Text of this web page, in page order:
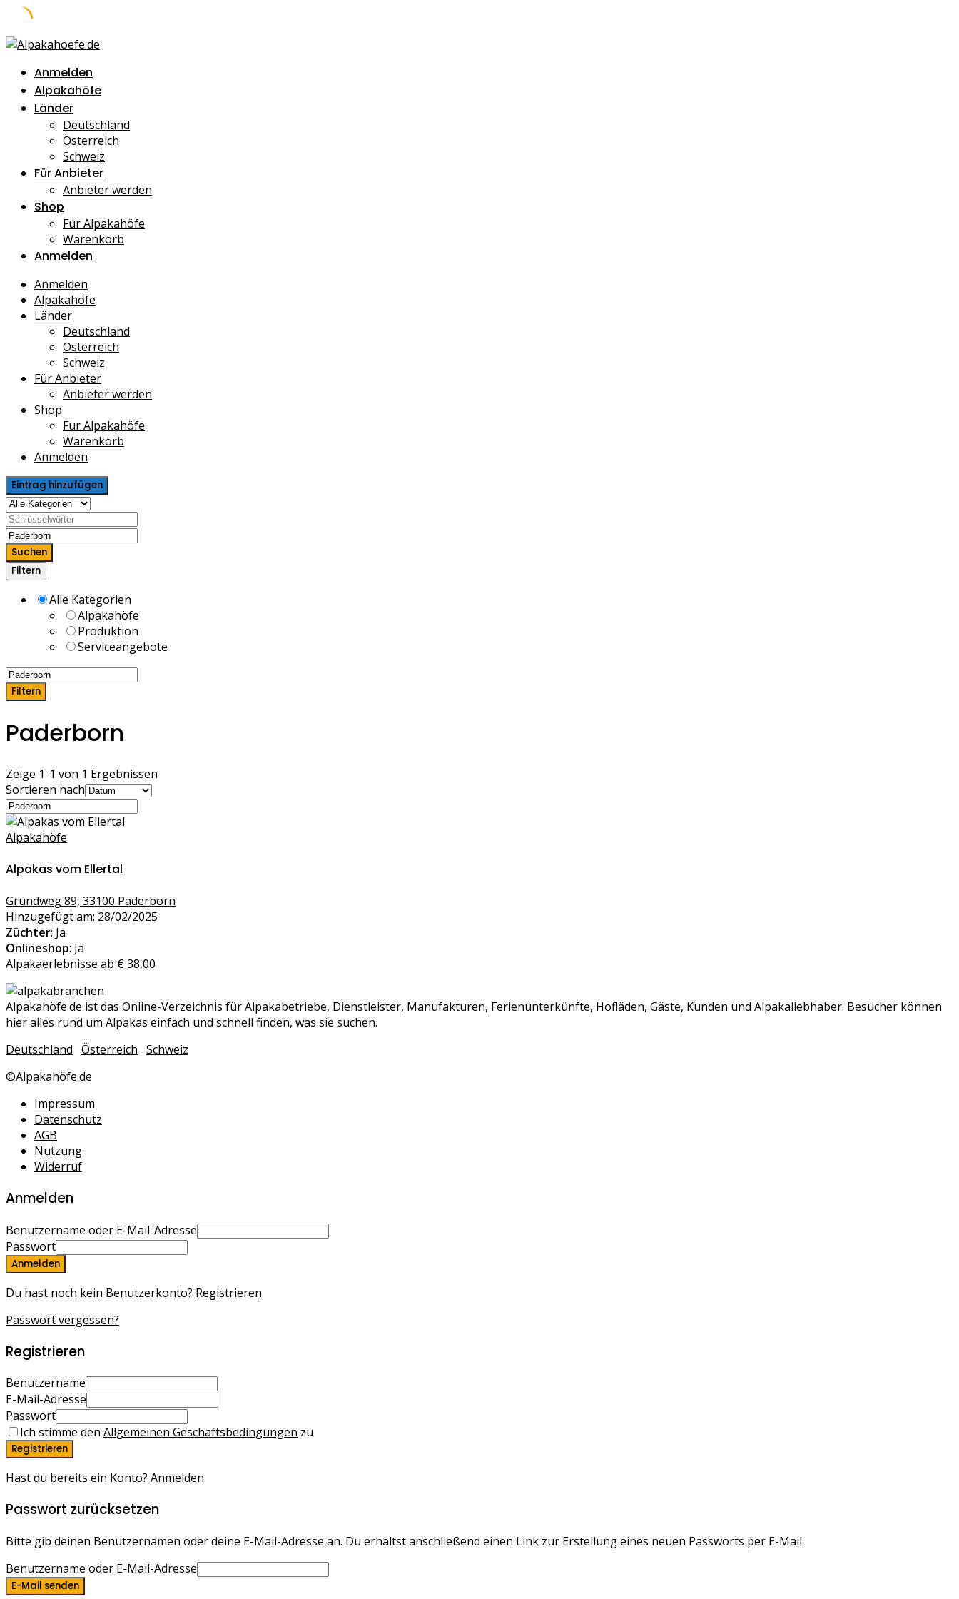
Skip
contentAnmelden
Alpakahöfe
Länder
Deutschland
Österreich
Schweiz
Für Anbieter
Anbieter werden
Shop
Für Alpakahöfe
Warenkorb
Anmelden
Anmelden
Alpakahöfe
Länder
Deutschland
Österreich
Schweiz
Für Anbieter
Anbieter werden
Shop
Für Alpakahöfe
Warenkorb
Anmelden
Eintrag hinzufügen
Suchen
Filtern
Alle Kategorien
Alpakahöfe
Produktion
Serviceangebote
Filtern
Paderborn
Zeige 1-1 von 1 Ergebnissen
Sortieren nach
Alpakahöfe
Alpakas vom Ellertal
Grundweg 89, 33100 Paderborn
Hinzugefügt am: 28/02/2025
Züchter: Ja
Onlineshop: Ja
Alpakaerlebnisse ab € 38,00
Alpakahöfe.de ist das Online-Verzeichnis für Alpakabetriebe, Dienstleister, Manufakturen, Ferienunterkünfte, Hofläden, Gäste, Kunden und Alpakaliebhaber. Besucher können
hier alles rund um Alpakas einfach und schnell finden, was sie suchen.
Deutschland Österreich Schweiz
©Alpakahöfe.de
Impressum
Datenschutz
AGB
Nutzung
Widerruf
Anmelden
Benutzername oder E-Mail-Adresse
Passwort
Anmelden
Du hast noch kein Benutzerkonto? Registrieren
Passwort vergessen?
Registrieren
Benutzername
E-Mail-Adresse
Passwort
Ich stimme den Allgemeinen Geschäftsbedingungen zu
Registrieren
Hast du bereits ein Konto? Anmelden
Passwort zurücksetzen
Bitte gib deinen Benutzernamen oder deine E-Mail-Adresse an. Du erhältst anschließend einen Link zur Erstellung eines neuen Passworts per E-Mail.
Benutzername oder E-Mail-Adresse
E-Mail senden